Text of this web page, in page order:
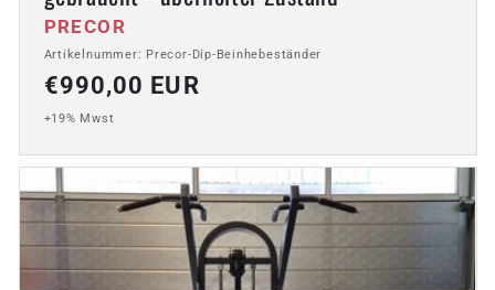
Anbieter:
PRECOR
Artikelnummer: Precor-Dip-Beinhebeständer
Normaler
Preis
€990,00 EUR
+19% Mwst